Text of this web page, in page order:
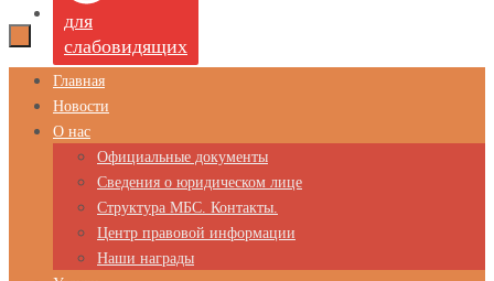
для
слабовидящих
Перейти
содержимому
Главная
Новости
О нас
Официальные документы
Сведения о юридическом лице
Структура МБС. Контакты.
Центр правовой информации
Наши награды